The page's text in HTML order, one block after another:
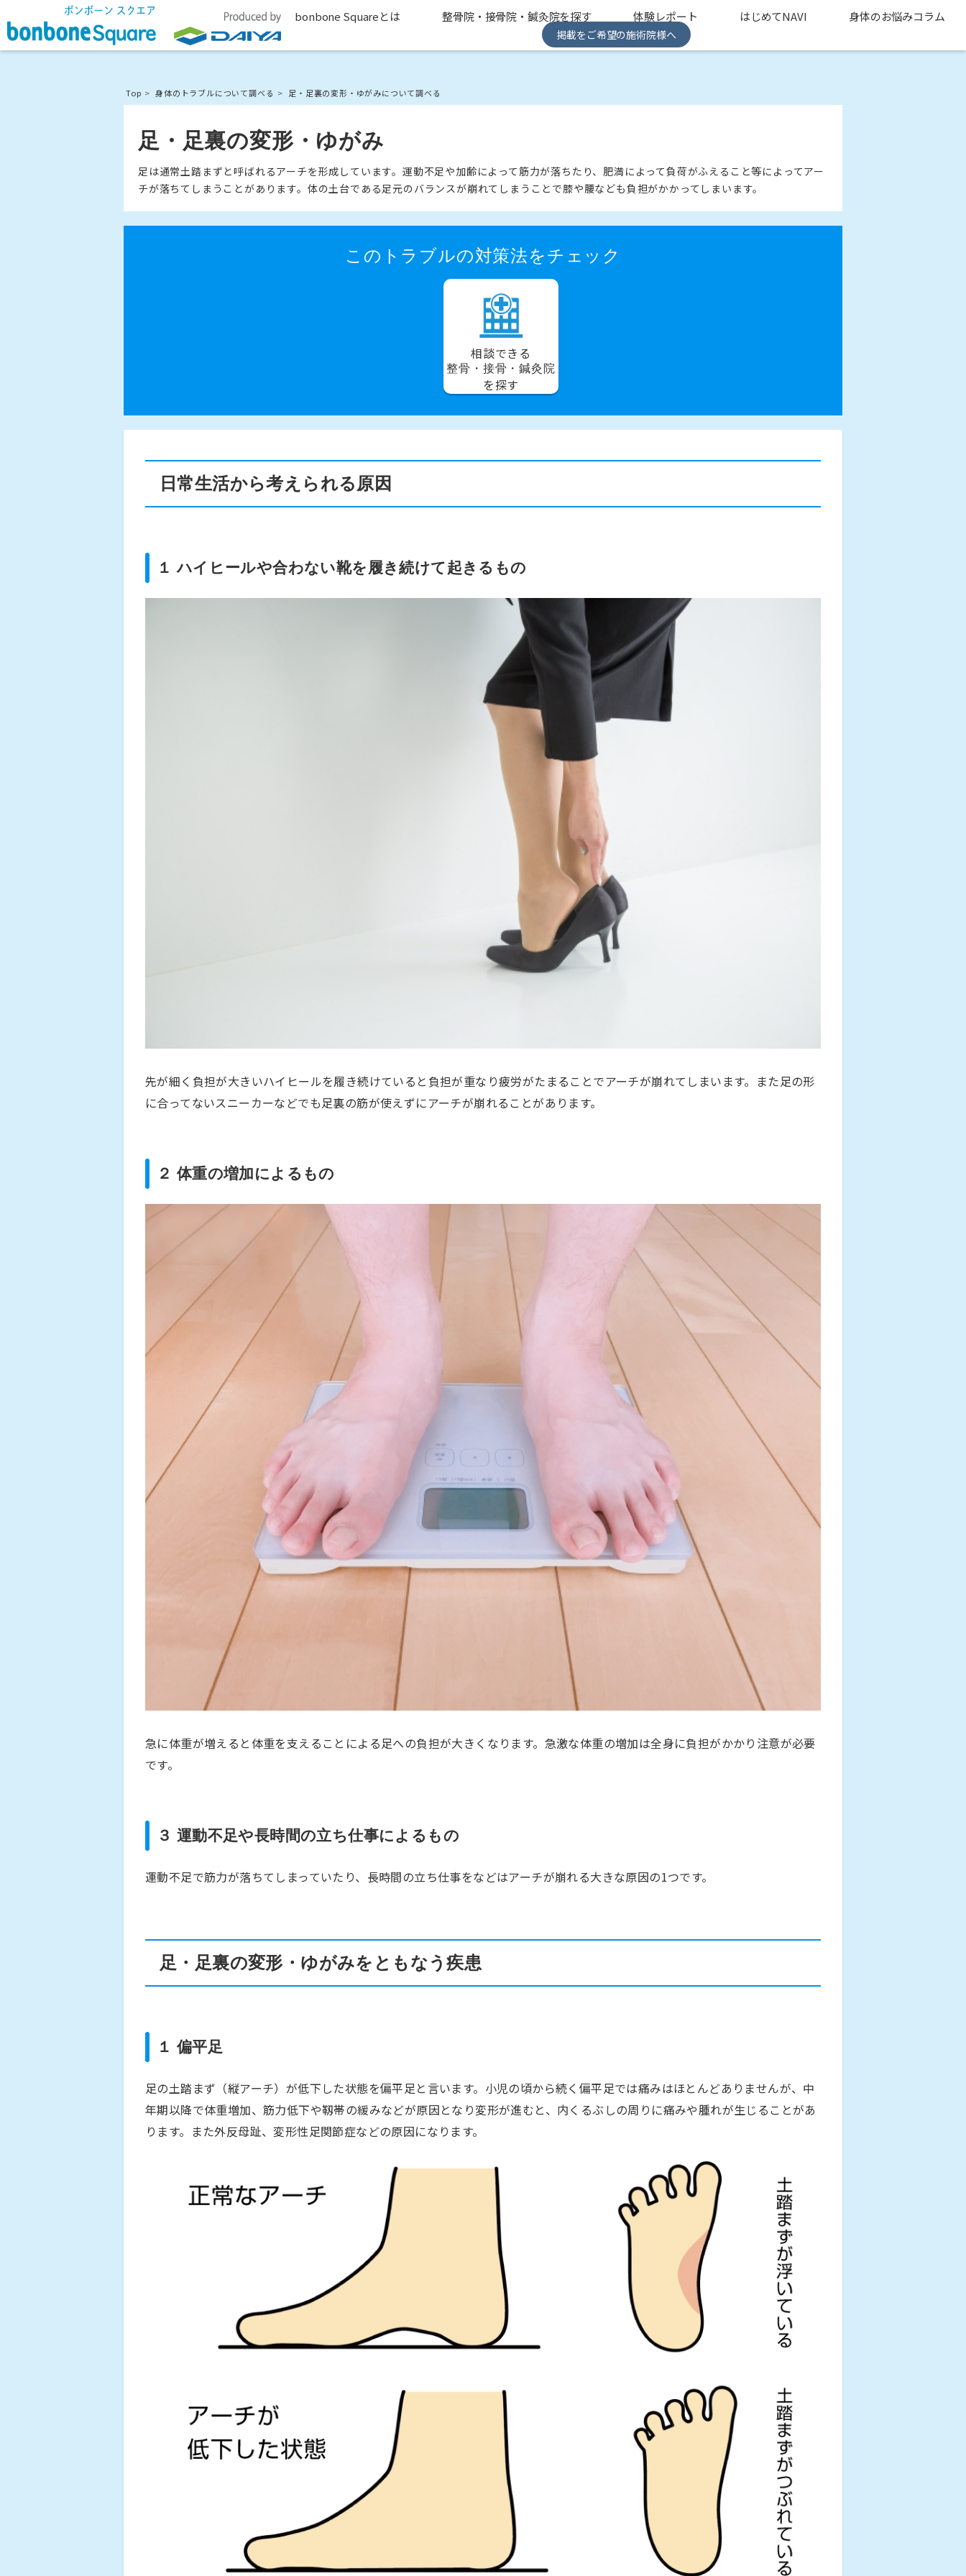
bonbone Squareとは 整骨院・接骨院・鍼灸院を探す 体験レポート はじめてNAVI 身体のお悩みコラム
掲載をご希望の施術院様へ
Top 身体のトラブルについて調べる 足・足裏の変形・ゆがみについて調べる
足・足裏の変形・ゆがみ
足は通常土踏まずと呼ばれるアーチを形成しています。運動不足や加齢によって筋力が落ちたり、肥満によって負荷がふえること等によってアー
チが落ちてしまうことがあります。体の土台である足元のバランスが崩れてしまうことで膝や腰なども負担がかかってしまいます。
このトラブルの対策法をチェック
相談できる
整骨・接骨・鍼灸院
を探す
日常生活から考えられる原因
１ ハイヒールや合わない靴を履き続けて起きるもの
先が細く負担が大きいハイヒールを履き続けていると負担が重なり疲労がたまることでアーチが崩れてしまいます。また足の形
に合ってないスニーカーなどでも足裏の筋が使えずにアーチが崩れることがあります。
２ 体重の増加によるもの
急に体重が増えると体重を支えることによる足への負担が大きくなります。急激な体重の増加は全身に負担がかかり注意が必要
です。
３ 運動不足や長時間の立ち仕事によるもの
運動不足で筋力が落ちてしまっていたり、長時間の立ち仕事をなどはアーチが崩れる大きな原因の1つです。
足・足裏の変形・ゆがみをともなう疾患
１ 偏平足
足の土踏まず（縦アーチ）が低下した状態を偏平足と言います。小児の頃から続く偏平足では痛みはほとんどありませんが、中
年期以降で体重増加、筋力低下や靱帯の緩みなどが原因となり変形が進むと、内くるぶしの周りに痛みや腫れが生じることがあ
ります。また外反母趾、変形性足関節症などの原因になります。